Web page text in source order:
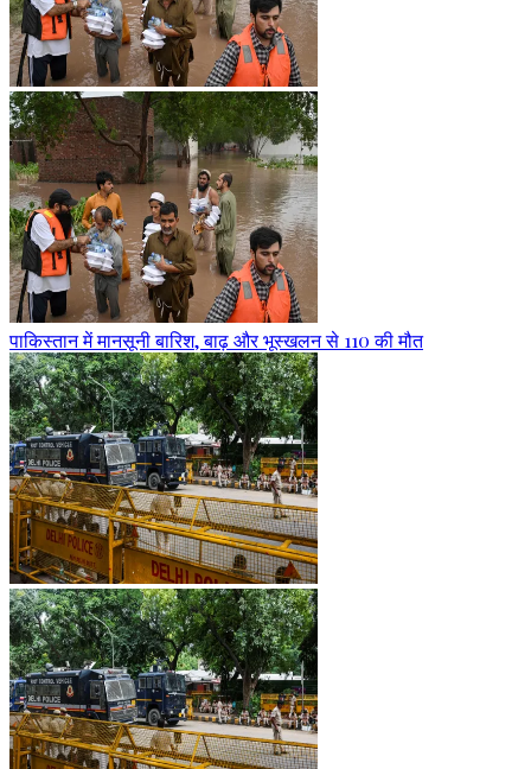
पाकिस्तान में मानसूनी बारिश, बाढ़ और भूस्खलन से 110 की मौत